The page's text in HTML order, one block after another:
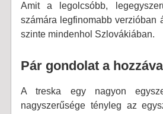
Amit a legolcsóbb,
számára legfinomabb verzióban
szinte mindenhol Szlovákiában.
Pár gondolat a
A treska egy nagyon
nagyszerűsége tényleg az